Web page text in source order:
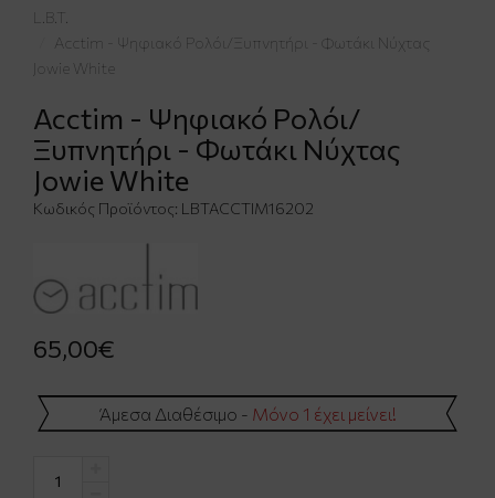
L.B.T.
Acctim - Ψηφιακό Ρολόι/Ξυπνητήρι - Φωτάκι Νύχτας
Jowie White
Acctim - Ψηφιακό Ρολόι/
Ξυπνητήρι - Φωτάκι Νύχτας
Jowie White
Κωδικός Προϊόντος: LBTACCTIM16202
65,00€
Άμεσα Διαθέσιμο - Μόνο 1 έχει μείνει!